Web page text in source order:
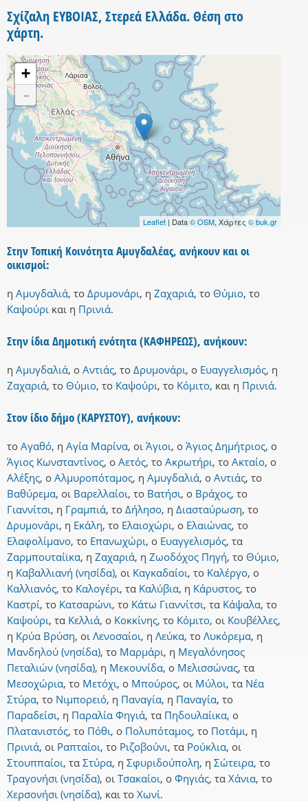
Σχίζαλη ΕΥΒΟΙΑΣ, Στερεά Ελλάδα. Θέση στο
χάρτη.
+
-
Leaflet | Data© OSM, Χάρτες © buk.gr
Στην Τοπική Κοινότητα Αμυγδαλέας, ανήκουν και οι
οικισμοί:
η Αμυγδαλιά, το Δρυμονάρι, η Ζαχαριά, το Θύμιο, το
Καψούρι και η Πρινιά.
Στην ίδια Δημοτική ενότητα (ΚΑΦΗΡΕΩΣ), ανήκουν:
η Αμυγδαλιά, ο Αντιάς, το Δρυμονάρι, ο Ευαγγελισμός, η
Ζαχαριά, το Θύμιο, το Καψούρι, το Κόμιτο, και η Πρινιά.
Στον ίδιο δήμο (ΚΑΡΥΣΤΟΥ), ανήκουν:
το Αγαθό, η Αγία Μαρίνα, οι Άγιοι, ο Άγιος Δημήτριος, ο
Άγιος Κωνσταντίνος, ο Αετός, το Ακρωτήρι, το Ακταίο, ο
Αλέξης, ο Αλμυροπόταμος, η Αμυγδαλιά, ο Αντιάς, το
Βαθύρεμα, οι Βαρελλαίοι, το Βατήσι, ο Βράχος, το
Γιαννίτσι, η Γραμπιά, το Δήλησο, η Διασταύρωση, το
Δρυμονάρι, η Εκάλη, το Ελαιοχώρι, ο Ελαιώνας, το
Ελαφολίμανο, το Επανωχώρι, ο Ευαγγελισμός, τα
Ζαρμπουταίϊκα, η Ζαχαριά, η Ζωοδόχος Πηγή, το Θύμιο,
η Καβαλλιανή (νησίδα), οι Καγκαδαίοι, το Καλέργο, ο
Καλλιανός, το Καλογέρι, τα Καλύβια, η Κάρυστος, το
Καστρί, το Κατσαρώνι, το Κάτω Γιαννίτσι, τα Κάψαλα, το
Καψούρι, τα Κελλιά, ο Κοκκίνης, το Κόμιτο, οι Κουβέλλες,
η Κρύα Βρύση, οι Λενοσαίοι, η Λεύκα, το Λυκόρεμα, η
Μανδηλού (νησίδα), το Μαρμάρι, η Μεγαλόνησος
Πεταλιών (νησίδα), η Μεκουνίδα, ο Μελισσώνας, τα
Μεσοχώρια, το Μετόχι, ο Μπούρος, οι Μύλοι, τα Νέα
Στύρα, το Νιμπορειό, η Παναγία, η Παναγία, το
Παραδείσι, η Παραλία Φηγιά, τα Πηδουλαίικα, ο
Πλατανιστός, το Πόθι, ο Πολυπόταμος, το Ποτάμι, η
Πρινιά, οι Ραπταίοι, το Ριζοβούνι, τα Ρούκλια, οι
Στουππαίοι, τα Στύρα, η Σφυριδούπολη, η Σώτειρα, το
Τραγονήσι (νησίδα), οι Τσακαίοι, ο Φηγιάς, τα Χάνια, το
Χερσονήσι (νησίδα), και το Χωνί.